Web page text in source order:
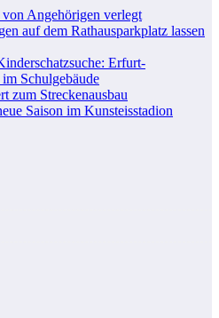
Angehörigen verlegt
auf dem Rathausparkplatz lassen
Erfurt-
Schulgebäude
zum Streckenausbau
Saison im Kunsteisstadion